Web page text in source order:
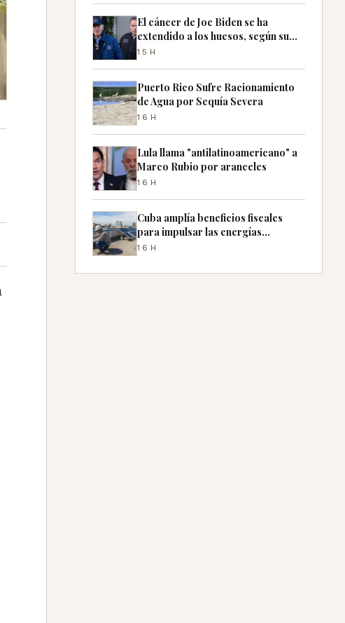
El cáncer de Joe Biden se ha
extendido a los huesos, según su
hijo Hunter
15H
Puerto Rico Sufre Racionamiento
de Agua por Sequía Severa
16H
Lula llama "antilatinoamericano" a
Marco Rubio por aranceles
16H
Cuba amplía beneficios fiscales
para impulsar las energías
renovables
16H